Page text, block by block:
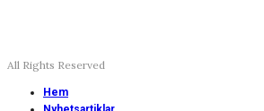
All Rights Reserved
Hem